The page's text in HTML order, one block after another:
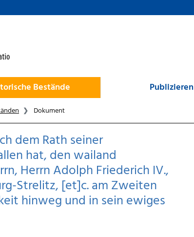
Bestände Publizieren
Dokument
dem Rath seiner
hat, den wailand
Herrn Adolph Friederich IV.,
Strelitz, [et]c. am Zweiten
hinweg und in sein ewiges